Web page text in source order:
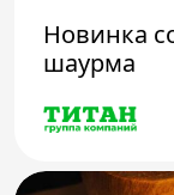
Новинка
шаурма